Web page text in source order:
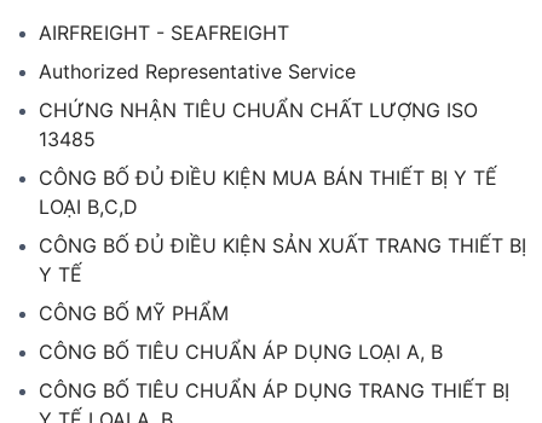
AIRFREIGHT - SEAFREIGHT
Authorized Representative Service
CHỨNG NHẬN TIÊU CHUẨN CHẤT LƯỢNG ISO
13485
CÔNG BỐ ĐỦ ĐIỀU KIỆN MUA BÁN THIẾT BỊ Y TẾ
LOẠI B,C,D
CÔNG BỐ ĐỦ ĐIỀU KIỆN SẢN XUẤT TRANG THIẾT BỊ
Y TẾ
CÔNG BỐ MỸ PHẨM
CÔNG BỐ TIÊU CHUẨN ÁP DỤNG LOẠI A, B
CÔNG BỐ TIÊU CHUẨN ÁP DỤNG TRANG THIẾT BỊ